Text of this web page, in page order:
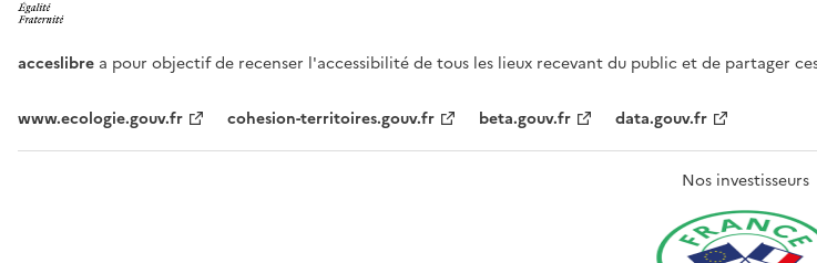
acceslibre a pour objectif de recenser l'accessibilité de tous les lieux recevant du public et de partager
www.ecologie.gouv.fr cohesion-territoires.gouv.fr beta.gouv.fr data.gouv.fr
Nos investisseurs